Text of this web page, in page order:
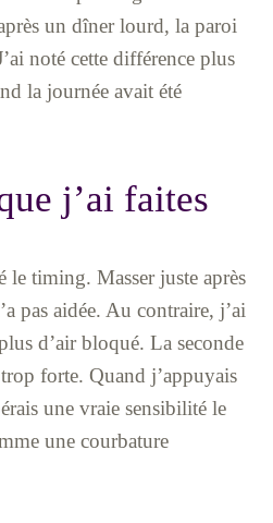
un dîner lourd, la paroi
noté cette différence plus
la journée avait été
j’ai faites
le timing. Masser juste après
pas aidée. Au contraire, j’ai
d’air bloqué. La seconde
forte. Quand j’appuyais
une vraie sensibilité le
une courbature